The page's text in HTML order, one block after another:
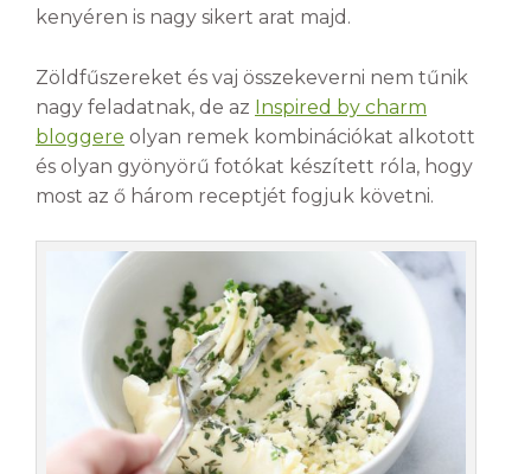
kenyéren is nagy sikert arat majd.
Zöldfűszereket és vaj összekeverni nem tűnik
nagy feladatnak, de az Inspired by charm
bloggere olyan remek kombinációkat alkotott
és olyan gyönyörű fotókat készített róla, hogy
most az ő három receptjét fogjuk követni.